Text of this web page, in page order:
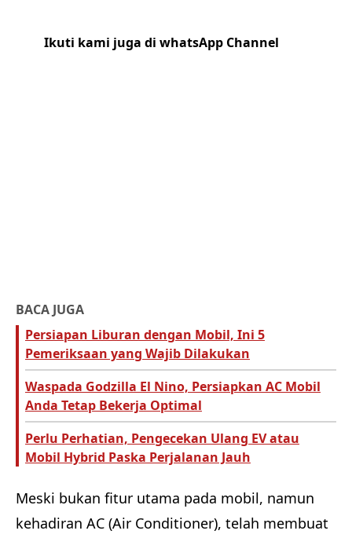
Ikuti kami juga di whatsApp Channel
BACA JUGA
Persiapan Liburan dengan Mobil, Ini 5
Pemeriksaan yang Wajib Dilakukan
Waspada Godzilla El Nino, Persiapkan AC Mobil
Anda Tetap Bekerja Optimal
Perlu Perhatian, Pengecekan Ulang EV atau
Mobil Hybrid Paska Perjalanan Jauh
Meski bukan fitur utama pada mobil, namun
kehadiran AC (Air Conditioner), telah membuat